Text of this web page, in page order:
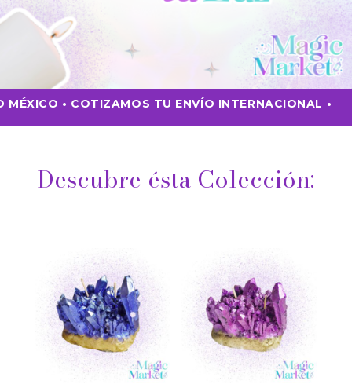
MÉXICO • COTIZAMOS TU ENVÍO INTERNACIONAL •
Descubre ésta Colección: